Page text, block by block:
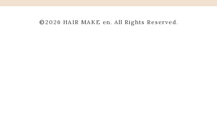
©2026 HAIR MAKE en . All Rights Reserved.